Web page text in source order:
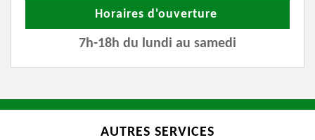
Horaires d'ouverture
7h-18h du lundi au samedi
AUTRES SERVICES